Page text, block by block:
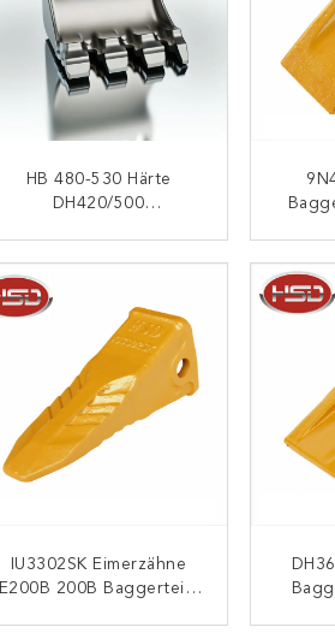
HB 480-530 Härte
DH420/500
KONTAKT
IU3302SK Eimerzähne
E200B 200B Baggerteile